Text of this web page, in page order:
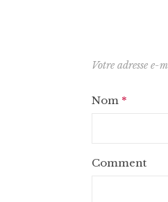
Votre adresse e-
Nom *
Comment